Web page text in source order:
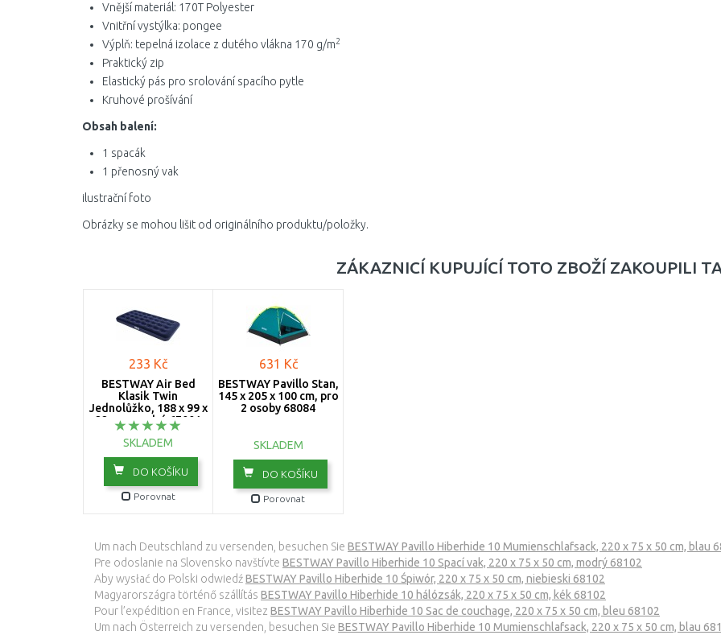
Vnější materiál: 170T Polyester
Vnitřní vystýlka: pongee
Výplň: tepelná izolace z dutého vlákna 170 g/m2
Praktický zip
Elastický pás pro srolování spacího pytle
Kruhové prošívání
Obsah balení:
1 spacák
1 přenosný vak
ilustrační foto
Obrázky se mohou lišit od originálního produktu/položky.
ZÁKAZNICÍ KUPUJÍCÍ TOTO ZBOŽÍ ZAKOUPILI
233 Kč
BESTWAY Air Bed
Klasik Twin
Jednolůžko, 188 x 99 x
22 cm, modrá 67001
SKLADEM
DO KOŠÍKU
Porovnat
631 Kč
BESTWAY Pavillo Stan,
145 x 205 x 100 cm, pro
2 osoby 68084
SKLADEM
DO KOŠÍKU
Porovnat
Um nach Deutschland zu versenden, besuchen Sie BESTWAY Pavillo Hiberhide 10 Mumienschlafsack, 220 x 75 x 50 cm, blau
Pre odoslanie na Slovensko navštívte BESTWAY Pavillo Hiberhide 10 Spací vak, 220 x 75 x 50 cm, modrý 68102
Aby wysłać do Polski odwiedźBESTWAY Pavillo Hiberhide 10 Śpiwór, 220 x 75 x 50 cm, niebieski 68102
Magyarországra történő szállítás BESTWAY Pavillo Hiberhide 10 hálózsák, 220 x 75 x 50 cm, kék 68102
Pour l’expédition en France, visitez BESTWAY Pavillo Hiberhide 10 Sac de couchage, 220 x 75 x 50 cm, bleu 68102
Um nach Österreich zu versenden, besuchen Sie BESTWAY Pavillo Hiberhide 10 Mumienschlafsack, 220 x 75 x 50 cm, blau